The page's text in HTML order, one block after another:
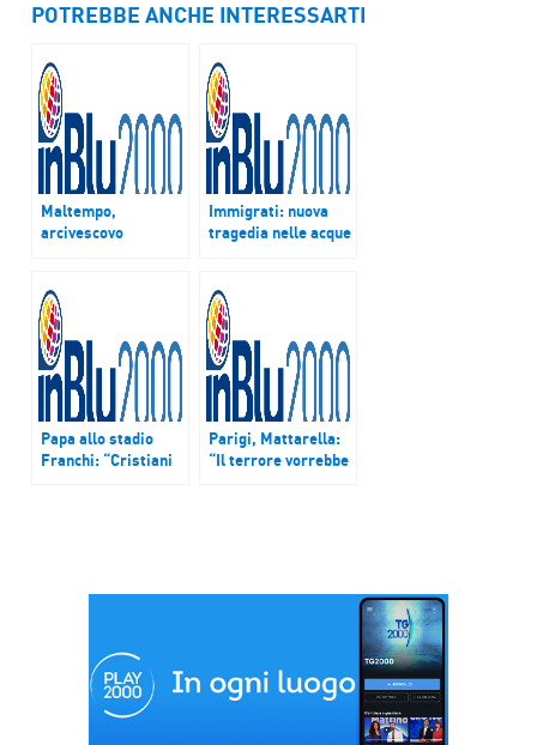
POTREBBE ANCHE INTERESSARTI
Maltempo,
arcivescovo
ginocchio. Dalla
Caritas 7500 pasti
caldi”
Immigrati: nuova
tragedia nelle acque
Papa allo stadio
Franchi: “Cristiani
Parigi, Mattarella:
“Il terrore vorrebbe